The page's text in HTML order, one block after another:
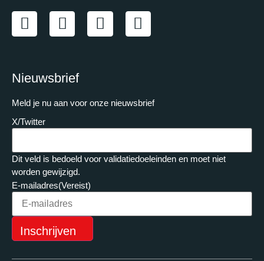
Nieuwsbrief
Meld je nu aan voor onze nieuwsbrief
X/Twitter
Dit veld is bedoeld voor validatiedoeleinden en moet niet
worden gewijzigd.
E-mailadres(Vereist)
Inschrijven